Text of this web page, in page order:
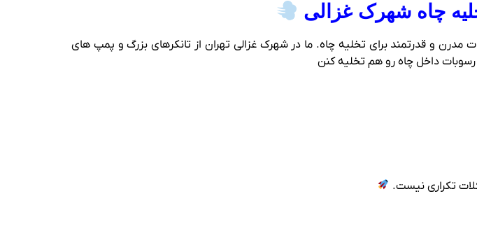
چاه شهرک غزالی
مدرن و قدرتمند برای تخلیه چاه. ما در شهرک غزالی تهران از تانکرهای بزرگ و پمپ‌ های
داخل چاه رو هم تخلیه کنن
تکراری نیست.